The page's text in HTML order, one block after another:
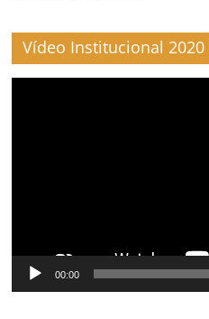
Vídeo Institucional 2020
00:00